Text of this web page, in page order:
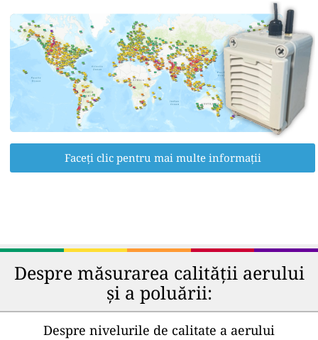
Faceți clic pentru mai multe informații
Despre măsurarea calității aerului
și a poluării:
Despre nivelurile de calitate a aerului